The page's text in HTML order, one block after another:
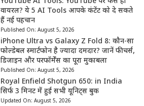
वायरल? ये 5 AI Tools आपके कंटेंट को दे सकते
हैं नई पहचान
Published On: August 5, 2026
iPhone Ultra vs Galaxy Z Fold 8: कौन-सा
फोल्डेबल स्मार्टफोन है ज्यादा दमदार? जानें फीचर्स,
डिजाइन और परफॉर्मेंस का पूरा मुकाबला
Published On: August 5, 2026
Royal Enfield Shotgun 650: in India
सिर्फ 3 मिनट में हुई सभी यूनिट्स बुक
Updated On: August 5, 2026